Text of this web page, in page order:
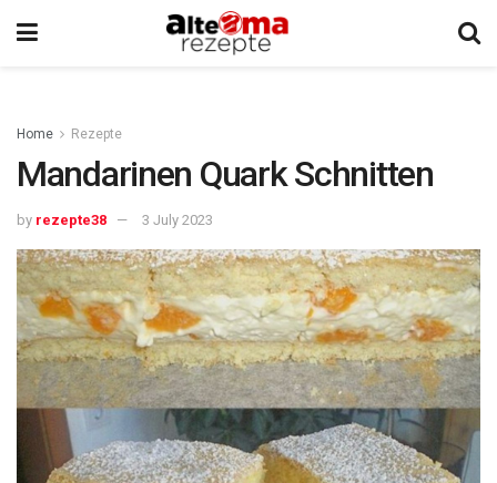
Home Rezepte
Mandarinen Quark Schnitten
by rezepte38 3 July 2023